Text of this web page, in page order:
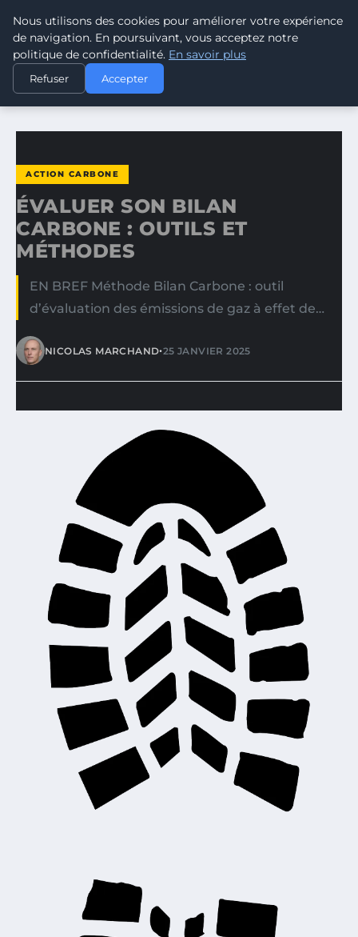
CLIMATE RESPONSE BLOG
ACCUEIL
ACTION CARBONE
ÉVALUER SON BILAN CARBONE : OUTILS ET MÉTHODES
ACTION CARBONE
ÉVALUER SON BILAN
CARBONE : OUTILS ET
MÉTHODES
EN BREF Méthode Bilan Carbone : outil
d’évaluation des émissions de gaz à effet de…
NICOLAS MARCHAND•25 JANVIER 2025
Nous utilisons des cookies pour améliorer votre expérience
de navigation. En poursuivant, vous acceptez notre
politique de confidentialité. En savoir plus
Refuser Accepter